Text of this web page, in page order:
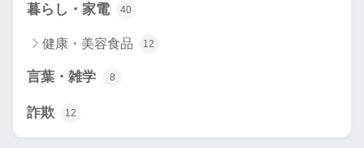
暮らし・家電 40
健康・美容食品 12
言葉・雑学 8
詐欺 12